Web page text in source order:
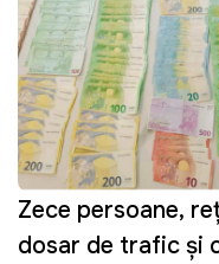
Zece persoane,
dosar de trafic și